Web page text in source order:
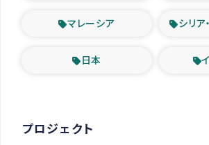
マレーシア シリア
日本
プロジェクト